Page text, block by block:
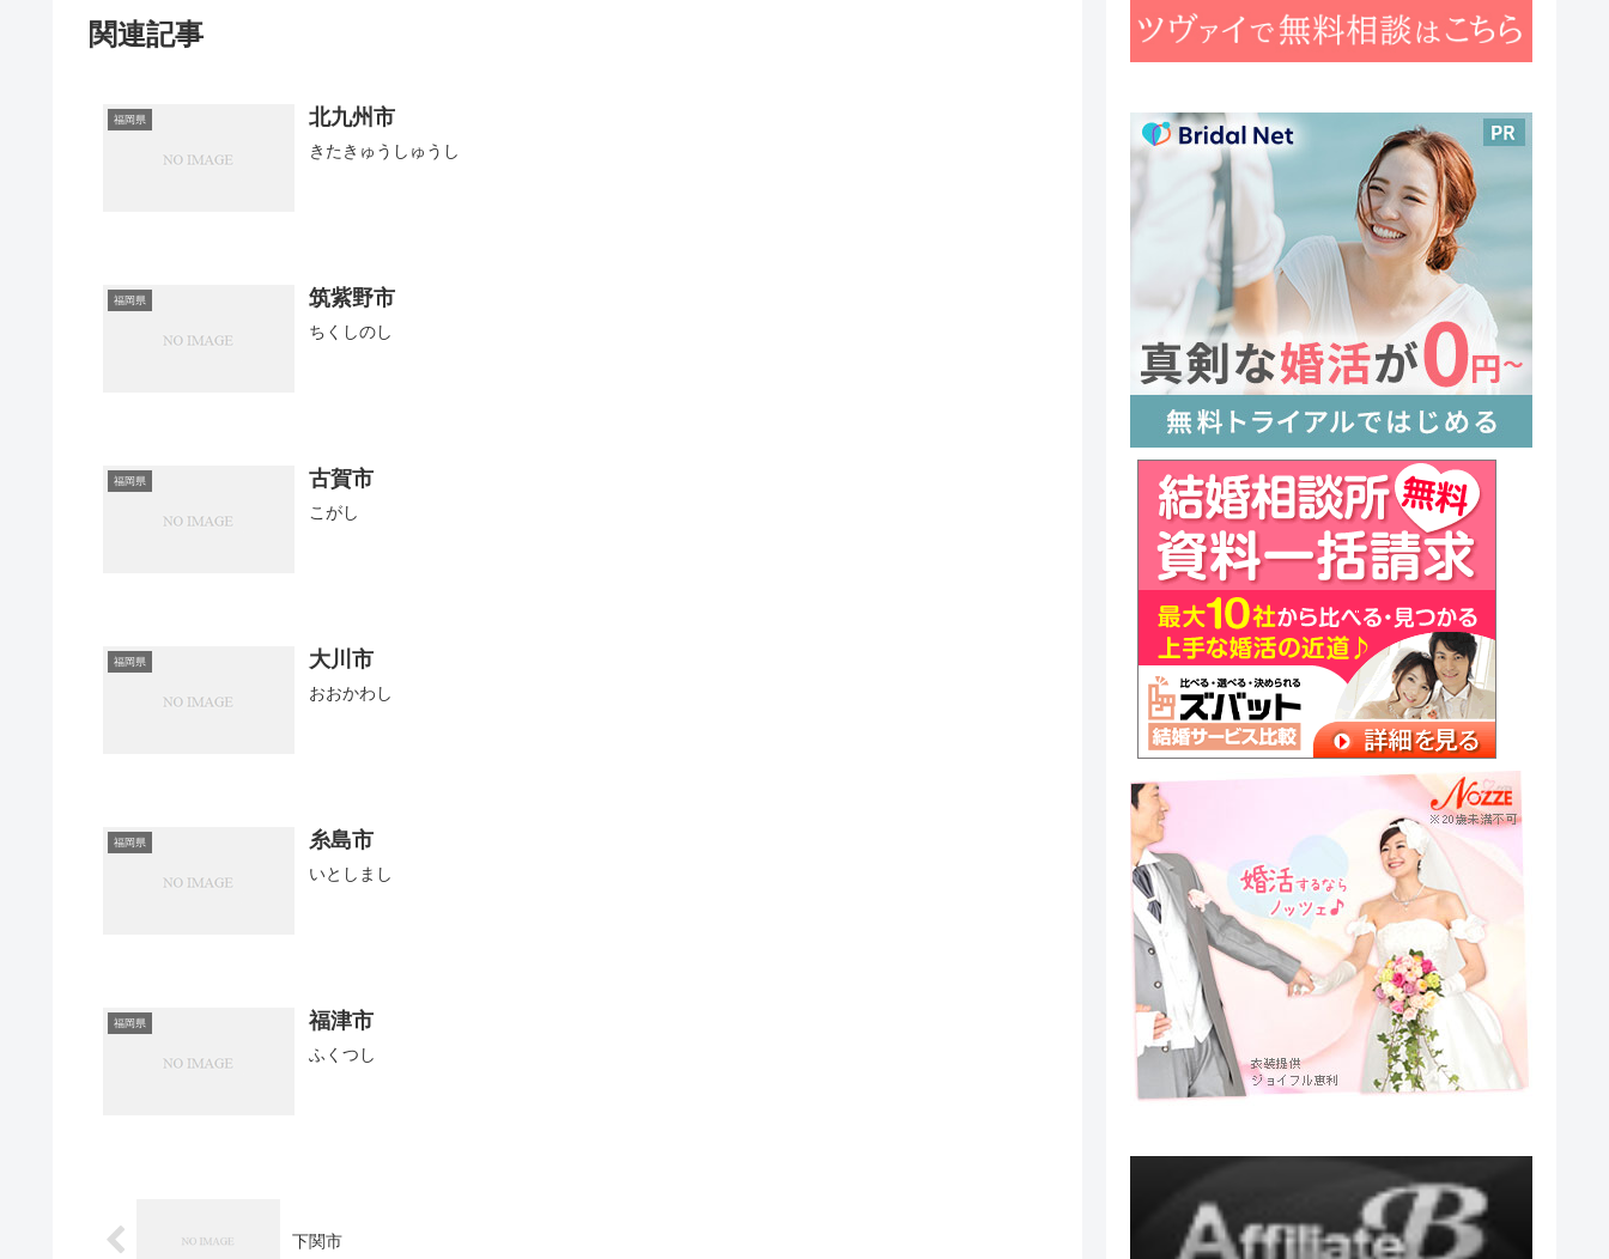
関連記事
福岡県 北九州市
きたきゅうしゅうし
福岡県 筑紫野市
ちくしのし
福岡県 古賀市
こがし
福岡県 大川市
おおかわし
福岡県 糸島市
いとしまし
福岡県 福津市
ふくつし
下関市